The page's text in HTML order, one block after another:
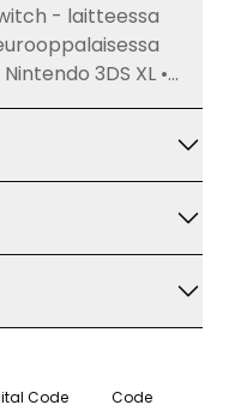
- laitteessa
3DS XL •
2DS XL • New
XL tai Wii U
Code Code